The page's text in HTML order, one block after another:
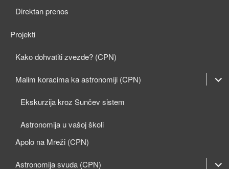
Direktan prenos
Projekti
Kako dohvatiti zvezde? (CPN)
Malim koracima ka astronomiji (CPN)
Ekskurzija kroz Sunčev sistem
Astronomija u vašoj školi
Apolo na Mreži (CPN)
Astronomija svuda (CPN)